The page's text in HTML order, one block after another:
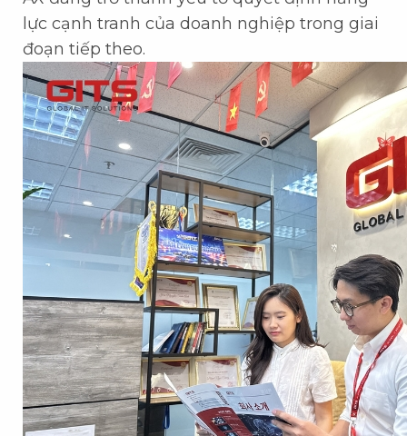
lực cạnh tranh của doanh nghiệp trong giai
đoạn tiếp theo.